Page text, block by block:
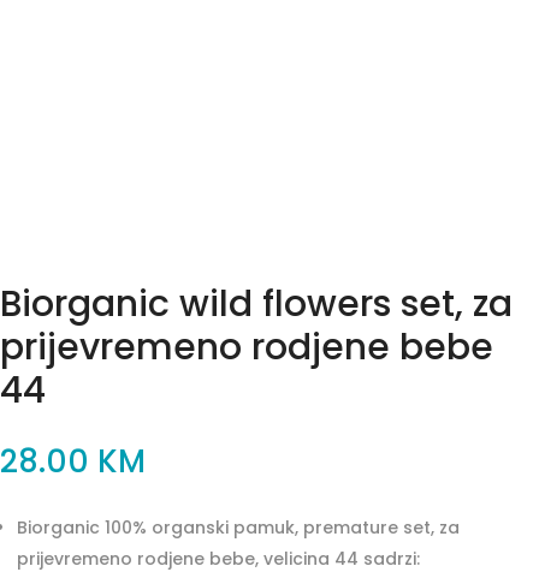
Biorganic wild flowers set, za
prijevremeno rodjene bebe
44
28.00 KM
Biorganic 100% organski pamuk, premature set, za
prijevremeno rodjene bebe, velicina 44 sadrzi: